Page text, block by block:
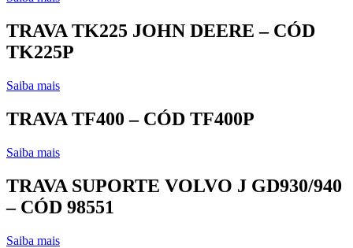
TRAVA TK225 JOHN DEERE – CÓD
TK225P
Saiba mais
TRAVA TF400 – CÓD TF400P
Saiba mais
TRAVA SUPORTE VOLVO J GD930/940
– CÓD 98551
Saiba mais